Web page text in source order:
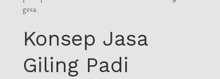
gesa.
Konsep Jasa
Giling Padi